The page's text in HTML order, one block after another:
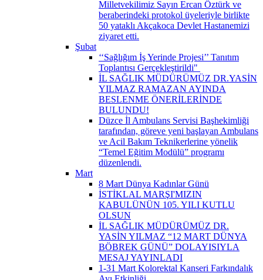
Milletvekilimiz Sayın Ercan Öztürk ve
beraberindeki protokol üyeleriyle birlikte
50 yataklı Akçakoca Devlet Hastanemizi
ziyaret etti.
Şubat
‘‘Sağlığım İş Yerinde Projesi’’ Tanıtım
Toplantısı Gerçekleştirildi" ​
İL SAĞLIK MÜDÜRÜMÜZ DR.YASİN
YILMAZ RAMAZAN AYINDA
BESLENME ÖNERİLERİNDE
BULUNDU!
Düzce İl Ambulans Servisi Başhekimliği
tarafından, göreve yeni başlayan Ambulans
ve Acil Bakım Teknikerlerine yönelik
“Temel Eğitim Modülü” programı
düzenlendi.
Mart
8 Mart Dünya Kadınlar Günü
İSTİKLAL MARŞI'MIZIN
KABULÜNÜN 105. YILI KUTLU
OLSUN
İL SAĞLIK MÜDÜRÜMÜZ DR.
YASİN YILMAZ “12 MART DÜNYA
BÖBREK GÜNÜ” DOLAYISIYLA
MESAJ YAYINLADI
1-31 Mart Kolorektal Kanseri Farkındalık